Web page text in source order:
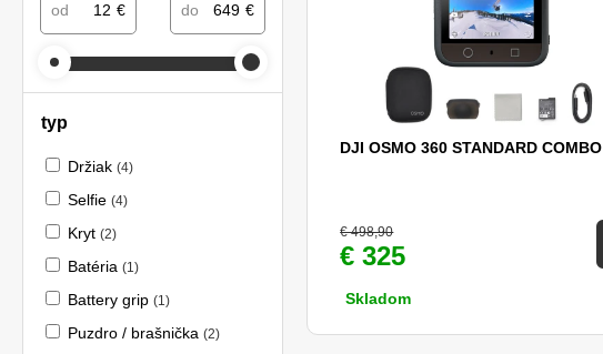
od € do €
typ
Držiak (4)
Selfie (4)
Kryt (2)
Batéria (1)
Battery grip (1)
Puzdro / brašnička (2)
DJI OSMO 360 STANDARD COMBO
€ 498,90
€ 325
Skladom